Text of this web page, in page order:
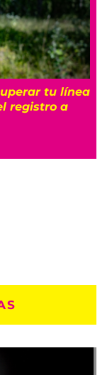
tu línea
registro a